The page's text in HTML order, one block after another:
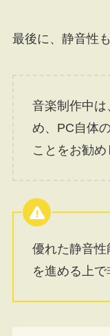
最後に、静音性
音楽制作中
め、PC自体
ことをお勧め
優れた静音
を進める上で